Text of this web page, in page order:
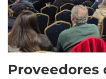
Proveedores